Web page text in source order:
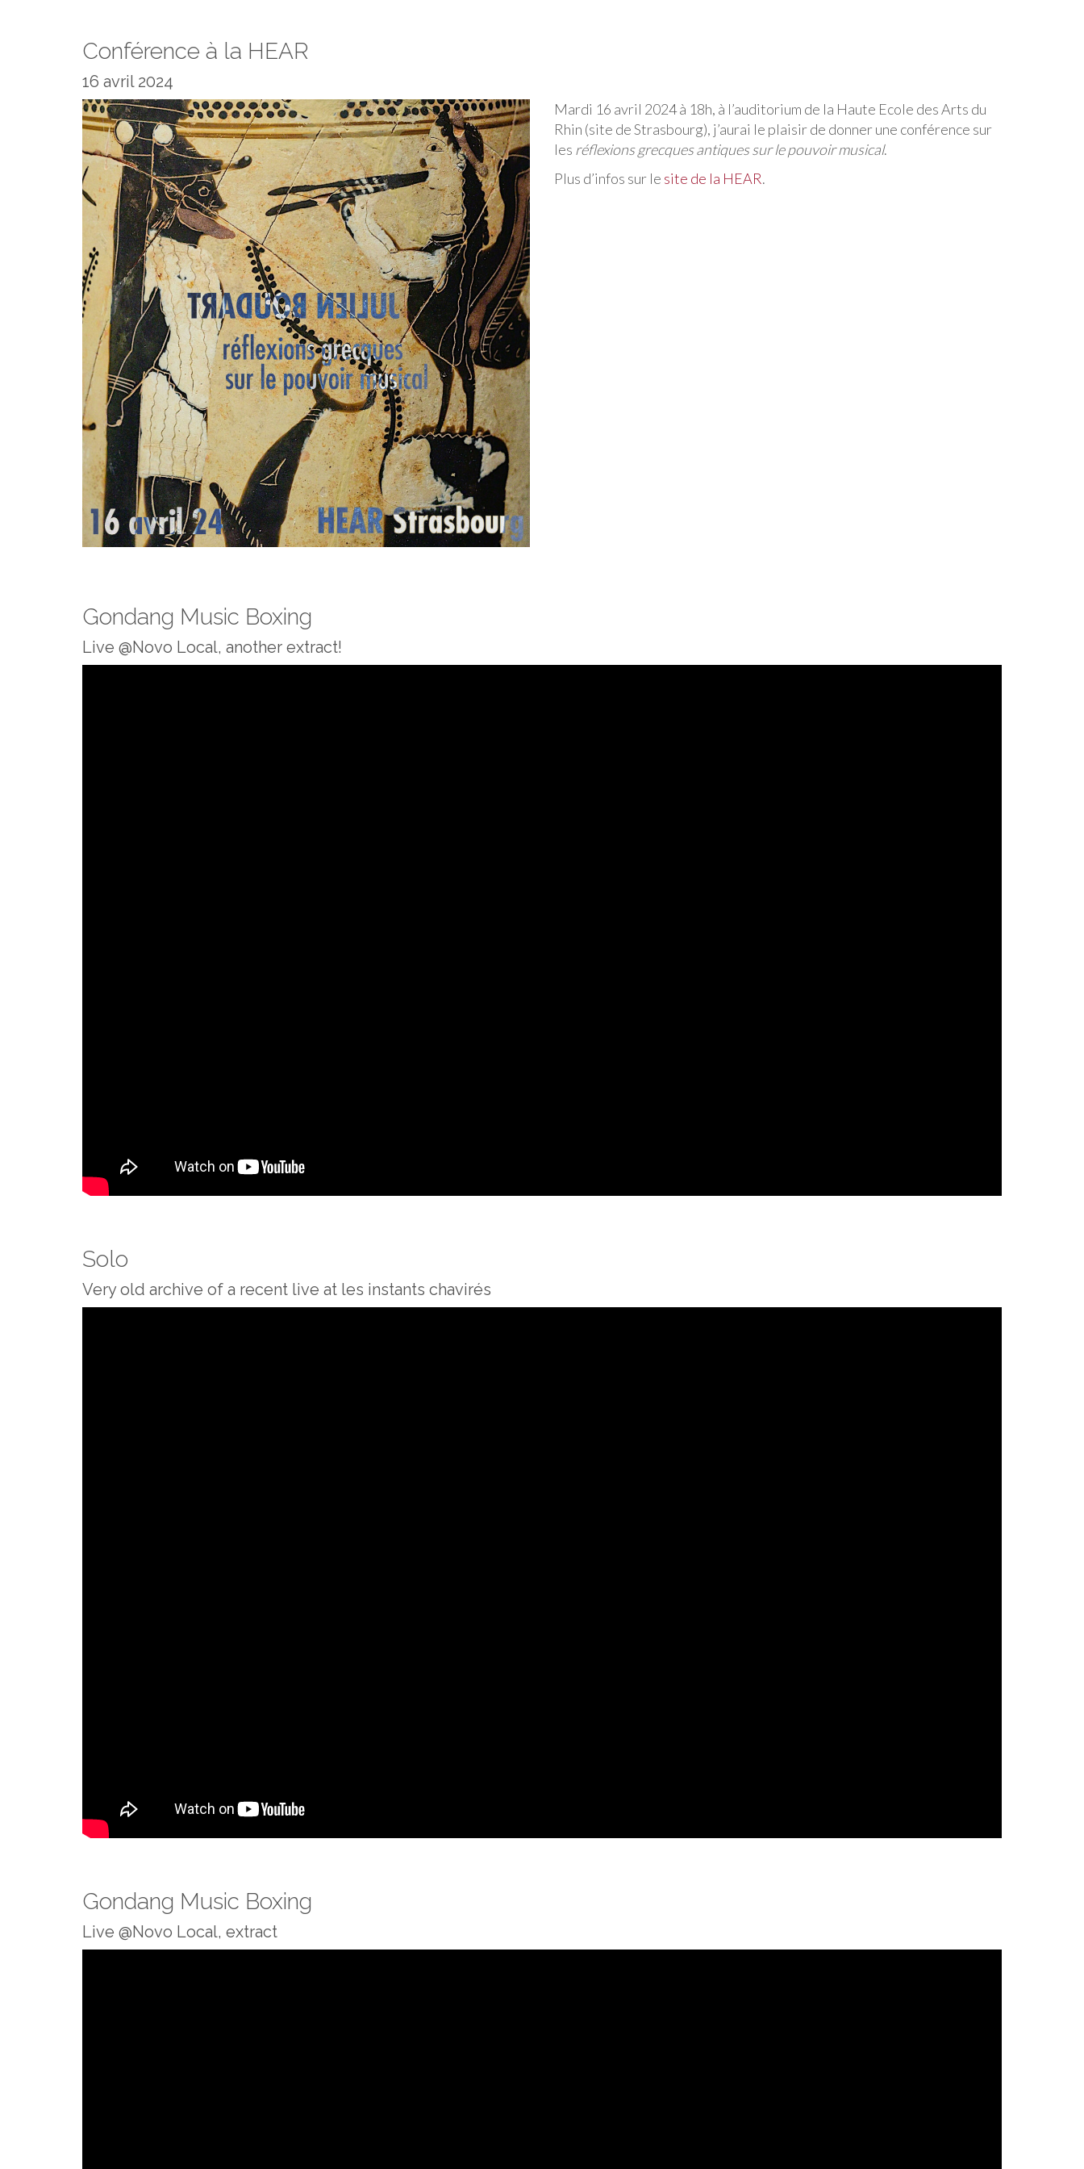
Conférence à la HEAR
16 avril 2024
Mardi 16 avril 2024 à 18h, à l’auditorium de la Haute Ecole des Arts du
Rhin (site de Strasbourg), j’aurai le plaisir de donner une conférence sur
les réflexions grecques antiques sur le pouvoir musical.
Plus d’infos sur le site de la HEAR.
Gondang Music Boxing
Live @Novo Local, another extract!
Solo
Very old archive of a recent live at les instants chavirés
Gondang Music Boxing
Live @Novo Local, extract